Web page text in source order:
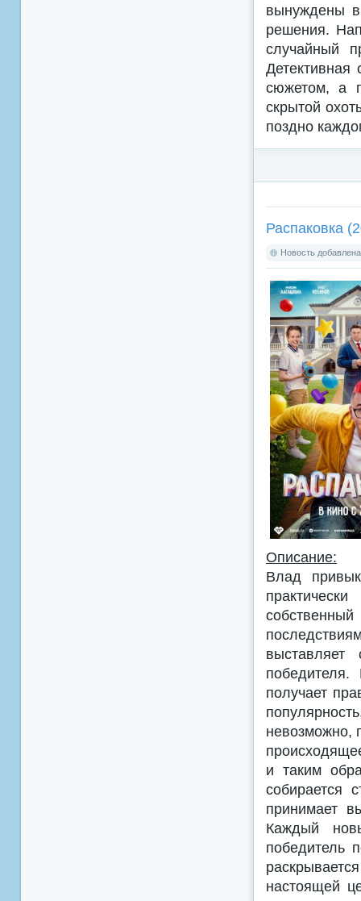
вынуждены
решения.
случайный
Детективная
сюжетом, а
скрытой
поздно
Распаковка
Новость
Описание:
Влад
получает
невозможно,
и таким
собирается
принимает
Каждый
победитель
настоящей